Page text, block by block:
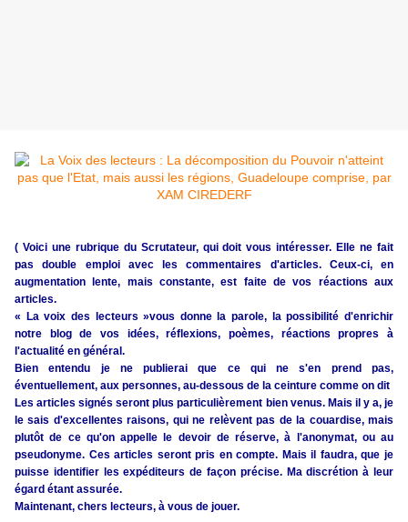
( Voici une rubrique du Scrutateur, qui doit vous intéresser. Elle ne fait
pas double emploi avec les commentaires d'articles. Ceux-ci, en
augmentation lente, mais constante, est faite de vos réactions aux
articles.
« La voix des lecteurs »vous donne la parole, la possibilité d'enrichir
notre blog de vos idées, réflexions, poèmes, réactions propres à
l'actualité en général.
Bien entendu je ne publierai que ce qui ne s'en prend pas,
éventuellement, aux personnes, au-dessous de la ceinture comme on dit
Les articles signés seront plus particulièrement bien venus. Mais il y a, je
le sais d'excellentes raisons, qui ne relèvent pas de la couardise, mais
plutôt de ce qu'on appelle le devoir de réserve, à l'anonymat, ou au
pseudonyme. Ces articles seront pris en compte. Mais il faudra, que je
puisse identifier les expéditeurs de façon précise. Ma discrétion à leur
égard étant assurée.
Maintenant, chers lecteurs, à vous de jouer.